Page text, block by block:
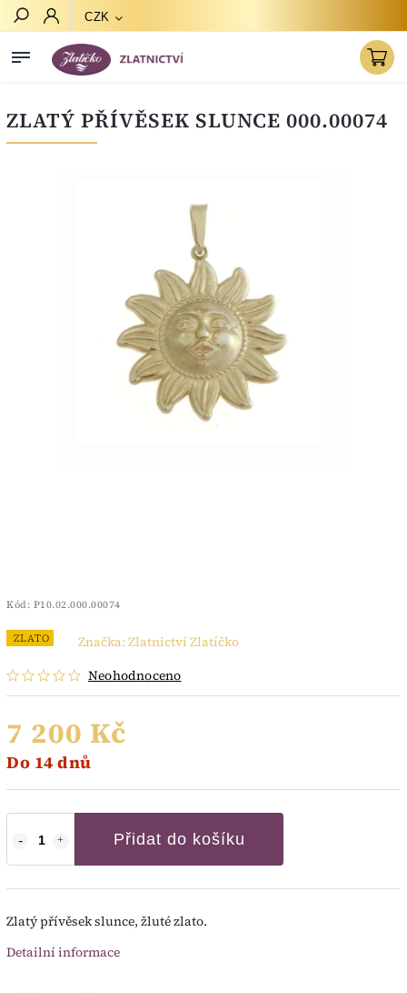
CZK
ZLATÝ PŘÍVĚSEK SLUNCE 000.00074
Kód: P10.02.000.00074
ZLATO
Neohodnoceno
Značka: Zlatnictví Zlatíčko
7 200 Kč
Do 14 dnů
Přidat do košíku
Zlatý přívěsek slunce, žluté zlato.
Detailní informace